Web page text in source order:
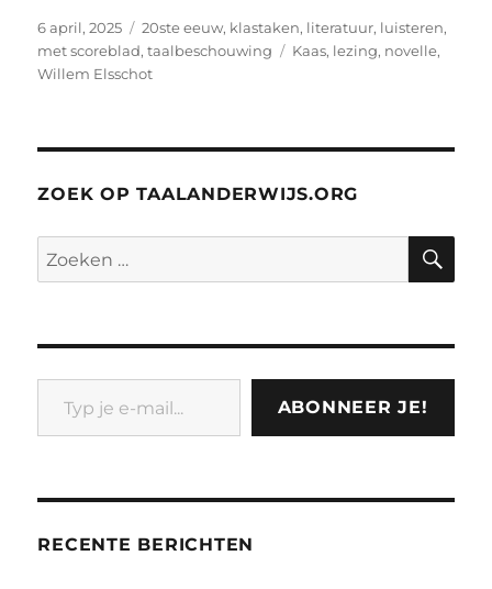
Geplaatst
op
6 april, 2025 Categorieën
20ste eeuw, klastaken, literatuur, luisteren,
met scoreblad,taalbeschouwing Tags
Kaas, lezing, novelle,
Willem Elsschot
ZOEK OP TAALANDERWIJS.ORG
Zoeken
naar:
Typ je e-mail...
ABONNEER JE!
RECENTE BERICHTEN